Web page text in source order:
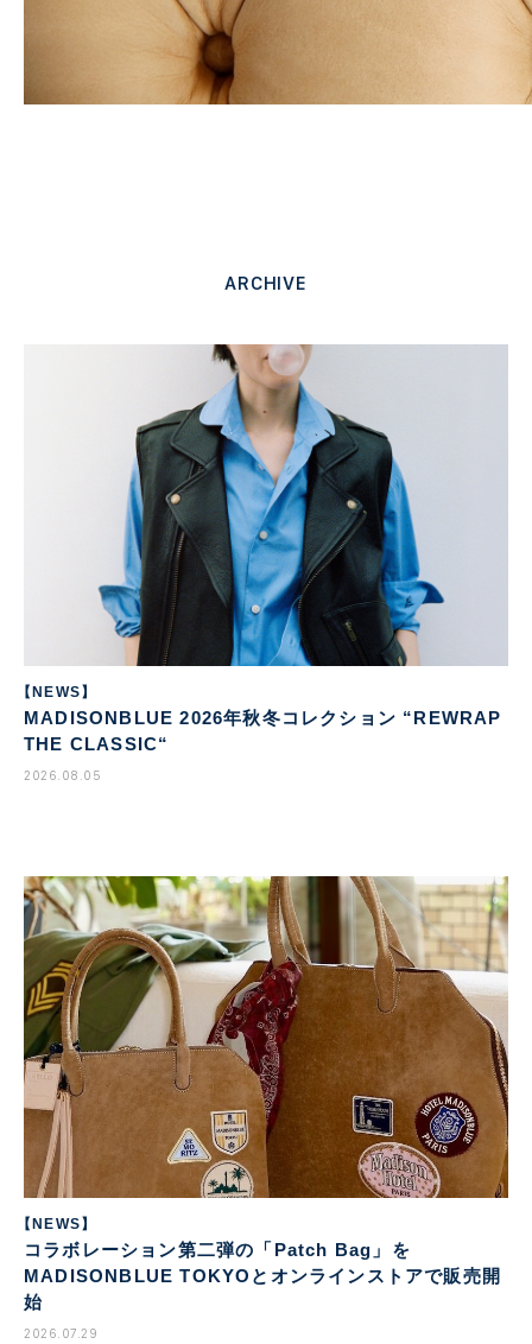
ARCHIVE
【NEWS】
MADISONBLUE 2026年秋冬コレクション “REWRAP
THE CLASSIC“
2026.08.05
【NEWS】
コラボレーション第二弾の「Patch Bag」を
MADISONBLUE TOKYOとオンラインストアで販売開
始
2026.07.29